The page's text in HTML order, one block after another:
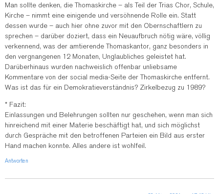
Man sollte denken, die Thomaskirche – als Teil der Trias Chor, Schule,
Kirche – nimmt eine einigende und versöhnende Rolle ein. Statt
dessen wurde – auch hier ohne zuvor mit den Obernschaftlern zu
sprechen – darüber doziert, dass ein Neuaufbruch nötig wäre, völlig
verkennend, was der amtierende Thomaskantor, ganz besonders in
den vergnangenen 12 Monaten, Unglaubliches geleistet hat.
Darüberhinaus wurden nachweislich offenbar unliebsame
Kommentare von der social media-Seite der Thomaskirche entfernt.
Was ist das für ein Demokratieverständnis? Zirkelbezug zu 1989?
* Fazit:
Einlassungen und Belehrungen sollten nur geschehen, wenn man sich
hinreichend mit einer Materie beschäftigt hat, und sich möglichst
durch Gespräche mit den betroffenen Parteien ein Bild aus erster
Hand machen konnte. Alles andere ist wohlfeil.
Antworten